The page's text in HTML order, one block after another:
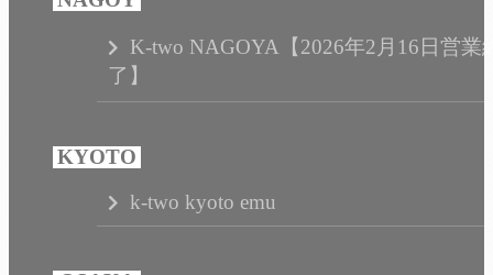
K-two NAGOYA【2026年2月16日営業
了】
k-two kyoto emu